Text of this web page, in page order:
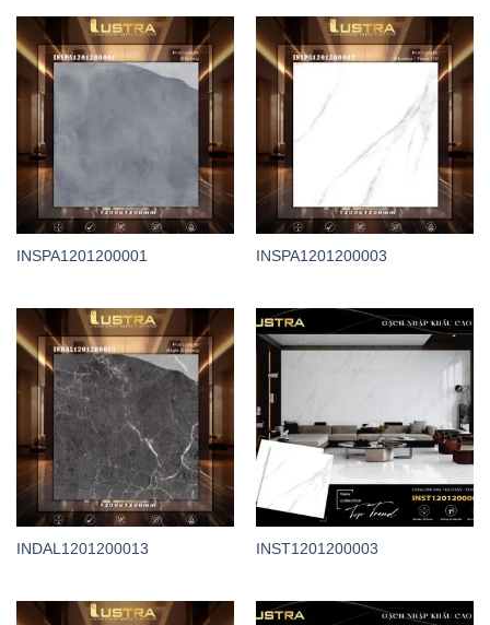
INSPA1201200001 INSPA1201200003
INDAL1201200013 INST1201200003